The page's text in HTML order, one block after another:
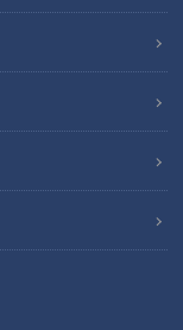
意地のメジャー挑戦
ー尾形の）サンキュ
リですね」ネルソン